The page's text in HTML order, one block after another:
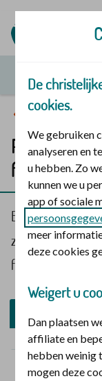
Onze
formulieren
Bekijk de
formulieren.
De
cookies.
We gebruiken
analyseren en
u hebben. Zo
kunnen we u
app of sociale
meer
deze cookies
Weigert u
Dan plaatsen
affiliate en
hebben weinig
mogen deze